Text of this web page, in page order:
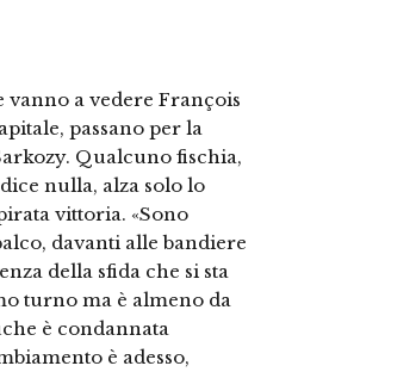
a vedere François
passano per la
Qualcuno fischia,
nulla, alza solo lo
vittoria. «Sono
davanti alle bandiere
della sfida che si sta
turno ma è almeno da
è condannata
è adesso,